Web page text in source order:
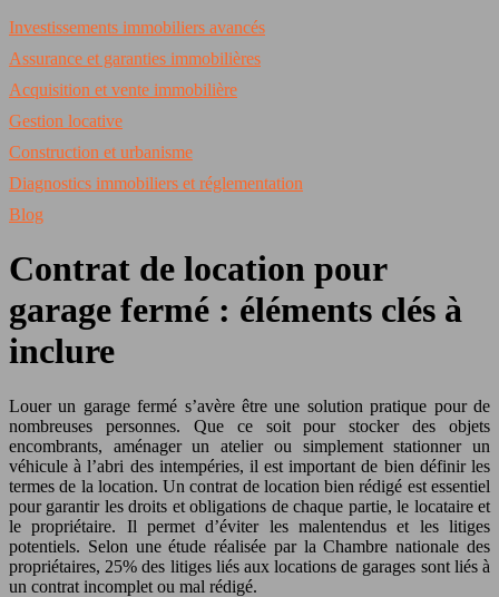
Investissements immobiliers avancés
Assurance et garanties immobilières
Acquisition et vente immobilière
Gestion locative
Construction et urbanisme
Diagnostics immobiliers et réglementation
Blog
Contrat de location pour
garage fermé : éléments clés à
inclure
Louer un garage fermé s’avère être une solution pratique pour de
nombreuses personnes. Que ce soit pour stocker des objets
encombrants, aménager un atelier ou simplement stationner un
véhicule à l’abri des intempéries, il est important de bien définir les
termes de la location. Un contrat de location bien rédigé est essentiel
pour garantir les droits et obligations de chaque partie, le locataire et
le propriétaire. Il permet d’éviter les malentendus et les litiges
potentiels. Selon une étude réalisée par la Chambre nationale des
propriétaires, 25% des litiges liés aux locations de garages sont liés à
un contrat incomplet ou mal rédigé.